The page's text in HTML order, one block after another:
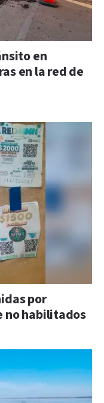
en
en la red de
por
no habilitados